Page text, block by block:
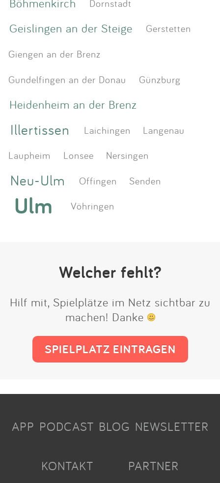
Dornstadt
Geislingen an der Steige
Gerstetten
Giengen an der Brenz
Gundelfingen an der Donau
Günzburg
Heidenheim an der Brenz
Illertissen Laichingen
Langenau
Laupheim
Lonsee Nersingen
Neu-Ulm Offingen Senden
Ulm Vöhringen
Welcher fehlt?
Hilf mit, Spielplätze im Netz sichtbar zu
machen! Danke
SPIELPLATZ EINTRAGEN
APP PODCAST BLOG NEWSLETTER
KONTAKT PARTNER